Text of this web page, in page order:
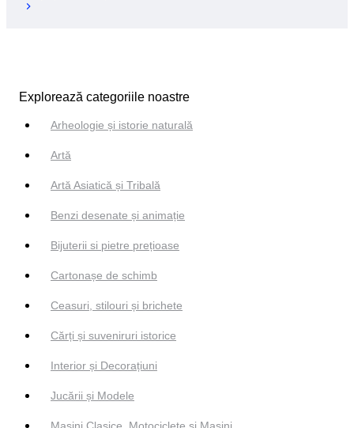
Explorează categoriile noastre
Arheologie și istorie naturală
Artă
Artă Asiatică și Tribală
Benzi desenate și animație
Bijuterii si pietre prețioase
Cartonașe de schimb
Ceasuri, stilouri și brichete
Cărți și suveniruri istorice
Interior și Decorațiuni
Jucării și Modele